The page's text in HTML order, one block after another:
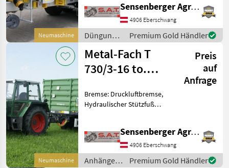
Neumaschine
Neuer Metall Fach
Dungstreuer 280 - Zul.
Gesamtgewicht : 12.00 kg -
Gefedertes T
Sensenberger Agrar-Technik
4906 Eberschwang
Düngung
und
Beregnung
/ Metal-
Fach
Premium Gold Händler
Neumaschine
Metal-Fach T
730/3-16 to.
NEU
Preis
auf
Anfrage
Bremse: Druckluftbremse,
Hydraulischer Stützfuß
höchstzulässiges
Gesamtgewicht -40 Km/h
Ausführung -ADR-Achsen
-2-L
Sensenberger Agrar-Technik
4906 Eberschwang
Anhänger /
Premium Gold Händler